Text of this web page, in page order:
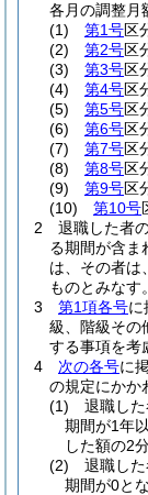
各月の調整月
(1)
第1号区
(2)
第2号区
(3)
第3号区
(4)
第4号区
(5)
第5号区
(6)
第6号区
(7)
第7号区
(8)
第8号区
(9)
第9号区
(10)
第10号
2
退職した者
る期間が含ま
は、その者は
ものとみなす。
3
第1項各号に
級、階級その
する事項を考
4
次の各号に
の規定にかか
(1)
退職し
期間が1年
した額の2
(2)
退職し
期間が0と